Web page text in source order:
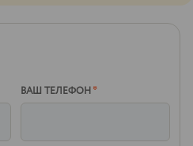
ВАШ ТЕЛЕФОН*